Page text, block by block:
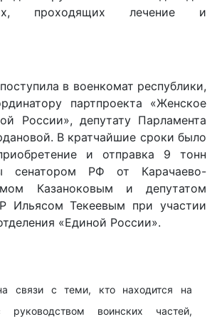
проходящих лечение и
в военкомат республики,
партпроекта «Женское
России», депутату Парламента
В кратчайшие сроки было
и отправка 9 тонн
сенатором РФ от Карачаево-
Казаноковым и депутатом
Ильясом Текеевым при участии
«Единой России».
связи с теми, кто находится на
руководством воинских частей,